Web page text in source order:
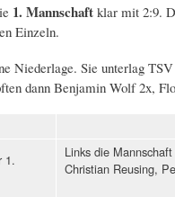
1. Mannschaftklar mit 2:9.
Einzeln.
Niederlage. Sie unterlag
dann Benjamin Wolf 2x,
1.
Links die
Christian Reusing,